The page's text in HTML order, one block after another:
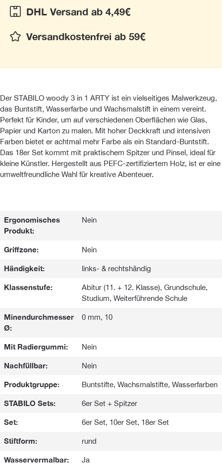
DHL Versand ab 4,49€
Versandkostenfrei ab 59€
Der STABILO woody 3 in 1 ARTY ist ein vielseitiges Malwerkzeug,
das Buntstift, Wasserfarbe und Wachsmalstift in einem vereint.
Perfekt für Kinder, um auf verschiedenen Oberflächen wie Glas,
Papier und Karton zu malen. Mit hoher Deckkraft und intensiven
Farben bietet er achtmal mehr Farbe als ein Standard-Buntstift.
Das 18er Set kommt mit praktischem Spitzer und Pinsel, ideal für
kleine Künstler. Hergestellt aus PEFC-zertifiziertem Holz, ist er eine
umweltfreundliche Wahl für kreative Abenteuer.
Ergonomisches
Produkt:
Nein
Griffzone: Nein
Händigkeit: links- & rechtshändig
Klassenstufe:
Abitur (11. + 12. Klasse), Grundschule,
Studium, Weiterführende Schule
Minendurchmesser
Ø:
0 mm, 10
Mit Radiergummi: Nein
Nachfüllbar: Nein
Produktgruppe: Buntstifte, Wachsmalstifte, Wasserfarben
STABILO Sets: 6er Set + Spitzer
Set: 6er Set, 10er Set, 18er Set
Stiftform: rund
Wasservermalbar: Ja